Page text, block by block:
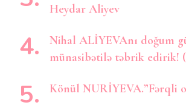
Heydar Aliyev
Nihal ALİYEVAnı doğum
münasibətilə təbrik edirik!
Könül NURİYEVA.”Fərqli